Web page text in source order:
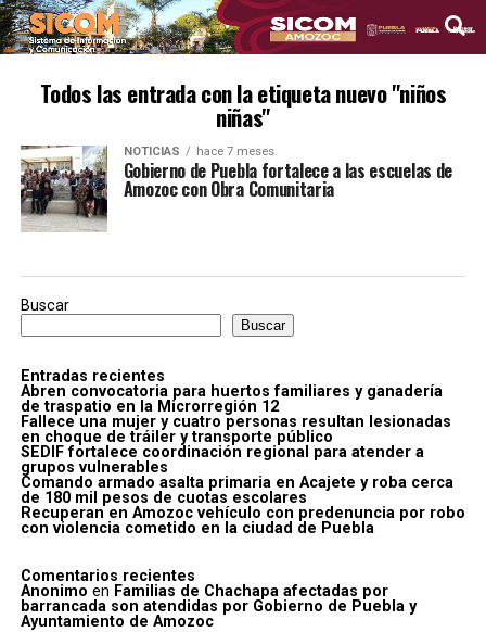
Todos las entrada con la etiqueta nuevo "niños
niñas"
NOTICIAS hace 7 meses
Gobierno de Puebla fortalece a las escuelas de
Amozoc con Obra Comunitaria
Buscar
Buscar
Entradas recientes
Abren convocatoria para huertos familiares y ganadería
de traspatio en la Microrregión 12
Fallece una mujer y cuatro personas resultan lesionadas
en choque de tráiler y transporte público
SEDIF fortalece coordinación regional para atender a
grupos vulnerables
Comando armado asalta primaria en Acajete y roba cerca
de 180 mil pesos de cuotas escolares
Recuperan en Amozoc vehículo con predenuncia por robo
con violencia cometido en la ciudad de Puebla
Comentarios recientes
Anonimo en Familias de Chachapa afectadas por
barrancada son atendidas por Gobierno de Puebla y
Ayuntamiento de Amozoc